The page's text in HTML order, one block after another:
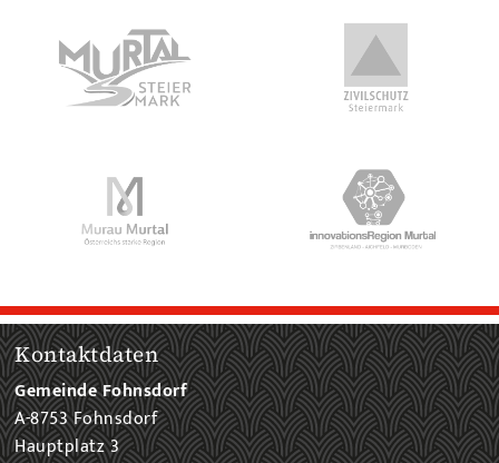
Kontaktdaten
Gemeinde Fohnsdorf
A-8753 Fohnsdorf
Hauptplatz 3